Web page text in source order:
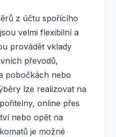
z účtu spořícího
velmi flexibilní a
provádět vklady
převodů,
pobočkách nebo
lze realizovat na
online přes
nebo opět na
je možné